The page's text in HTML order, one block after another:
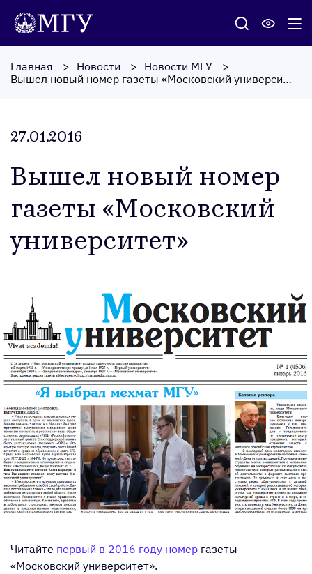
Главная Новости
Новости МГУ
Вышел новый номер газеты «Московский университет»
27.01.2016
Вы­шел но­вый но­мер
га­зеты «Мос­ков­ский
уни­вер­си­тет»
Читайте первый в 2016 году номер газеты
«Московский университет».